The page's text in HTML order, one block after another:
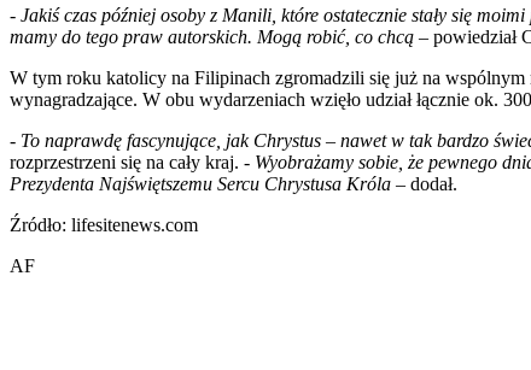
- Jakiś czas później osoby z Manili, które ostatecznie stały się
mamy do tego praw autorskich. Mogą robić, co chcą – powiedział
W tym roku katolicy na Filipinach zgromadzili się już na
wynagradzające. W obu wydarzeniach wzięło udział łącznie ok.
- To naprawdę fascynujące, jak Chrystus – nawet w tak bardzo
rozprzestrzeni się na cały kraj. - Wyobrażamy sobie, że pewnego
Prezydenta Najświętszemu Sercu Chrystusa Króla – dodał.
Źródło: lifesitenews.com
AF